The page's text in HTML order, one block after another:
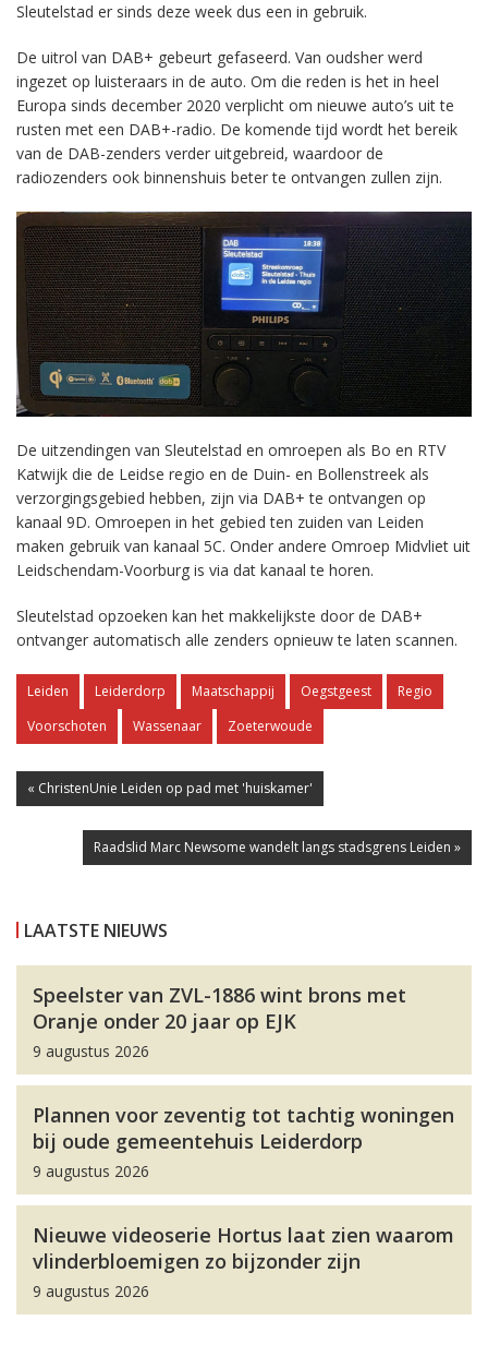
Sleutelstad er sinds deze week dus een in gebruik.
De uitrol van DAB+ gebeurt gefaseerd. Van oudsher werd
ingezet op luisteraars in de auto. Om die reden is het in heel
Europa sinds december 2020 verplicht om nieuwe auto’s uit te
rusten met een DAB+-radio. De komende tijd wordt het bereik
van de DAB-zenders verder uitgebreid, waardoor de
radiozenders ook binnenshuis beter te ontvangen zullen zijn.
De uitzendingen van Sleutelstad en omroepen als Bo en RTV
Katwijk die de Leidse regio en de Duin- en Bollenstreek als
verzorgingsgebied hebben, zijn via DAB+ te ontvangen op
kanaal 9D. Omroepen in het gebied ten zuiden van Leiden
maken gebruik van kanaal 5C. Onder andere Omroep Midvliet uit
Leidschendam-Voorburg is via dat kanaal te horen.
Sleutelstad opzoeken kan het makkelijkste door de DAB+
ontvanger automatisch alle zenders opnieuw te laten scannen.
Leiden Leiderdorp Maatschappij Oegstgeest
Regio
Voorschoten
Wassenaar Zoeterwoude
« ChristenUnie Leiden op pad met 'huiskamer'
Raadslid Marc Newsome wandelt langs stadsgrens Leiden »
LAATSTE NIEUWS
Speelster van ZVL-1886 wint brons met
Oranje onder 20 jaar op EJK
9 augustus 2026
Plannen voor zeventig tot tachtig woningen
bij oude gemeentehuis Leiderdorp
9 augustus 2026
Nieuwe videoserie Hortus laat zien waarom
vlinderbloemigen zo bijzonder zijn
9 augustus 2026